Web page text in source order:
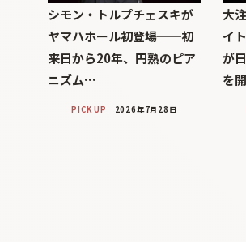
シモン・トルプチェスキが
ヤマハホール初登場──初
来日から20年、円熟のピア
ニズム…
PICK UP 2026年7月28日
大
イ
が
を